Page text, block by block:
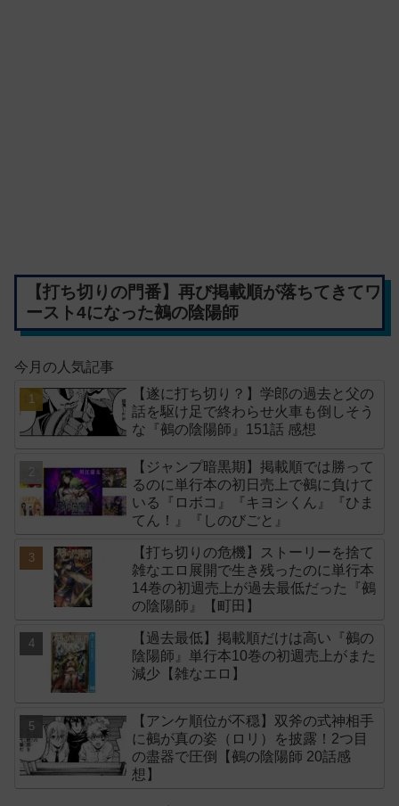
【打ち切りの門番】再び掲載順が落ちてきてワ
ースト4になった鵺の陰陽師
今月の人気記事
【遂に打ち切り？】学郎の過去と父の
話を駆け足で終わらせ火車も倒しそう
な『鵺の陰陽師』151話 感想
【ジャンプ暗黒期】掲載順では勝って
るのに単行本の初日売上で鵺に負けて
いる『ロボコ』『キヨシくん』『ひま
てん！』『しのびごと』
【打ち切りの危機】ストーリーを捨て
雑なエロ展開で生き残ったのに単行本
14巻の初週売上が過去最低だった『鵺
の陰陽師』【町田】
【過去最低】掲載順だけは高い『鵺の
陰陽師』単行本10巻の初週売上がまた
減少【雑なエロ】
【アンケ順位が不穏】双斧の式神相手
に鵺が真の姿（ロリ）を披露！2つ目
の盡器で圧倒【鵺の陰陽師 20話感
想】